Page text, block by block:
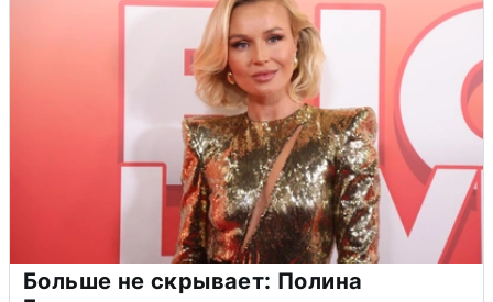
Больше не скрывает: Полина